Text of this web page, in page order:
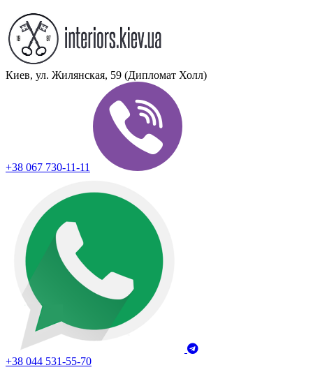
Киев, ул. Жилянская, 59 (Дипломат Холл)
+38 067 730-11-11
+38 044 531-55-70